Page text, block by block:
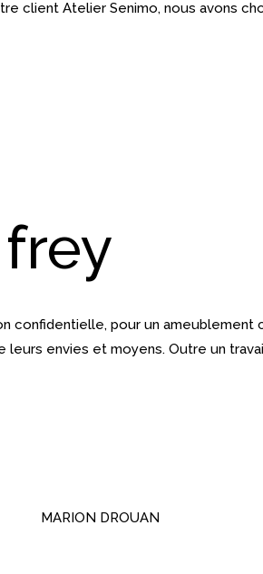
client Atelier Senimo, nous avons
pour un ameublement
envies et moyens. Outre un